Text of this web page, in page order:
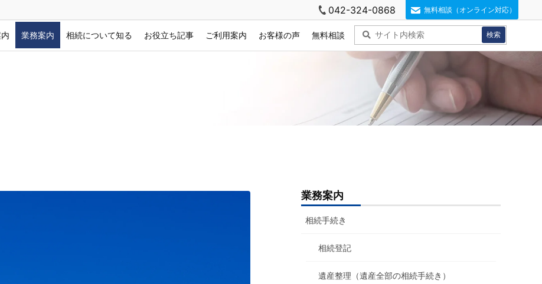
業務案内 相続について知る お役立ち記事 ご利用案内 お客様の声 無料相談
042-324-0868 無料相談（オンライン対応）
業務案内
相続手続き
相続登記
遺産整理（遺産全部の相続手続き）